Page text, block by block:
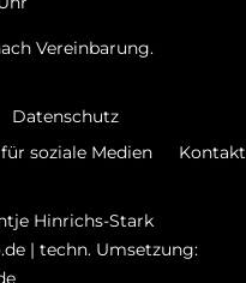
Vereinbarung.
Datenschutz
soziale Medien
Kontakt
Hinrichs-Stark
| techn. Umsetzung: